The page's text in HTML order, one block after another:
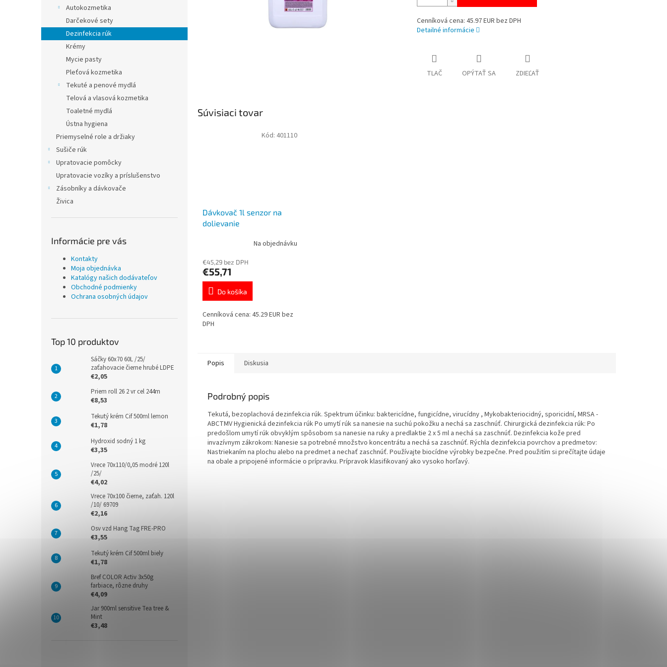
Autokozmetika
Darčekové sety
Dezinfekcia rúk
Krémy
Mycie pasty
Pleťová kozmetika
Tekuté a penové mydlá
Telová a vlasová kozmetika
Toaletné mydlá
Ústna hygiena
Priemyselné role a držiaky
Sušiče rúk
Upratovacie pomôcky
Upratovacie vozíky a príslušenstvo
Zásobníky a dávkovače
Živica
Informácie pre vás
Kontakty
Moja objednávka
Katalógy našich dodávateľov
Obchodné podmienky
Ochrana osobných údajov
Top 10 produktov
Sáčky 60x70 60L /25/
zaťahovacie čierne hrubé LDPE
€2,05
Priem roll 26 2 vr cel 244m
€8,53
Tekutý krém Cif 500ml lemon
€1,78
Hydroxid sodný 1 kg
€3,35
Vrece 70x110/0,05 modré 120l
/25/
€4,02
Vrece 70x100 čierne, zaťah. 120l
/10/ 69709
€2,16
Osv vzd Hang Tag FRE-PRO
€3,55
Tekutý krém Cif 500ml biely
€1,78
Bref COLOR Activ 3x50g
farbiace, rôzne druhy
€4,09
Jar 900ml sensitive Tea tree &
Mint
€3,48
Cenníková cena: 45.97 EUR bez DPH
Detailné informácie
TLAČ OPÝTAŤ SA ZDIEĽAŤ
Súvisiaci tovar
Dávkovač 1l senzor na
dolievanie
Na objednávku
€45,29 bez DPH
€55,71
Do košíka
Cenníková cena: 45.29 EUR bez
DPH
Kód: 401110
Popis Diskusia
Podrobný popis
Tekutá, bezoplachová dezinfekcia rúk. Spektrum účinku: baktericídne, fungicídne, virucídny , Mykobakteriocidný, sporicidní, MRSA -
ABCTMV Hygienická dezinfekcia rúk Po umytí rúk sa nanesie na suchú pokožku a nechá sa zaschnúť. Chirurgická dezinfekcia rúk: Po
predošlom umytí rúk obvyklým spôsobom sa nanesie na ruky a predlaktie 2 x 5 ml a nechá sa zaschnúť. Dezinfekcia kože pred
invazívnym zákrokom: Nanesie sa potrebné množstvo koncentrátu a nechá sa zaschnúť. Rýchla dezinfekcia povrchov a predmetov:
Nastriekaním na plochu alebo na predmet a nechať zaschnúť. Používajte biocídne výrobky bezpečne. Pred použitím si prečítajte údaje
na obale a pripojené informácie o prípravku. Prípravok klasifikovaný ako vysoko horľavý.